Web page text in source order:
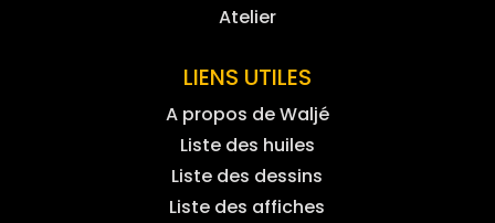
Atelier
LIENS UTILES
A propos de Waljé
Liste des huiles
Liste des dessins
Liste des affiches